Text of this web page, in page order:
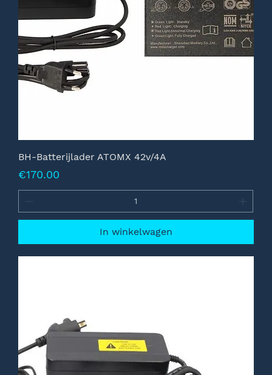
BH-Batterijlader ATOMX 42v/4A
Prijs
€170.00
In winkelwagen